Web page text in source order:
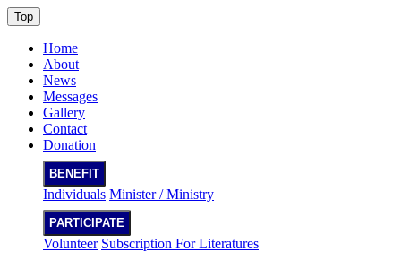
Top
Home
About
News
Messages
Gallery
Contact
Donation
BENEFIT
Individuals Minister / Ministry
PARTICIPATE
Volunteer Subscription For Literatures